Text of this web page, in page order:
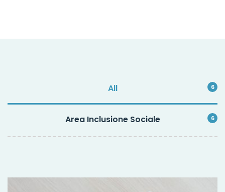
All 6
Area Inclusione Sociale 6